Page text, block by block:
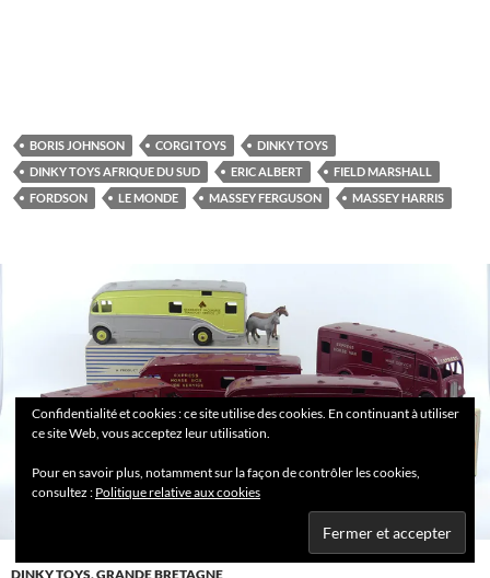
BORIS JOHNSON CORGI TOYS
DINKY TOYS
DINKY TOYS AFRIQUE DU SUD
ERIC ALBERT
FIELD MARSHALL
FORDSON
LE MONDE MASSEY FERGUSON MASSEY HARRIS
DINKY TOYS,GRANDE BRETAGNE
Confidentialité et cookies : ce site utilise des cookies. En continuant à utiliser
ce site Web, vous acceptez leur utilisation.
Pour en savoir plus, notamment sur la façon de contrôler les cookies,
consultez : Politique relative aux cookies